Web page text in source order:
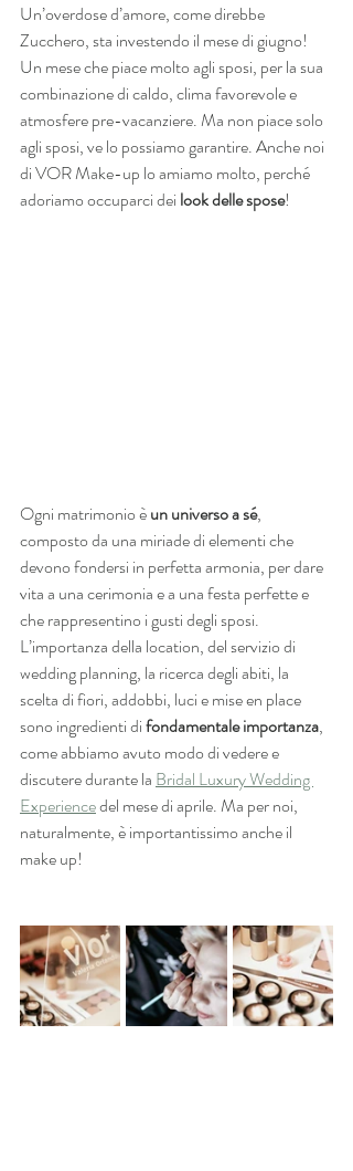
Un’overdose d’amore, come direbbe
Zucchero, sta investendo il mese di giugno!
Un mese che piace molto agli sposi, per la sua
combinazione di caldo, clima favorevole e
atmosfere pre-vacanziere. Ma non piace solo
agli sposi, ve lo possiamo garantire. Anche noi
di VOR Make-up lo amiamo molto, perché
adoriamo occuparci dei look delle spose!
Ogni matrimonio è un universo a sé,
composto da una miriade di elementi che
devono fondersi in perfetta armonia, per dare
vita a una cerimonia e a una festa perfette e
che rappresentino i gusti degli sposi.
L’importanza della location, del servizio di
wedding planning, la ricerca degli abiti, la
scelta di fiori, addobbi, luci e mise en place
sono ingredienti di fondamentale importanza,
come abbiamo avuto modo di vedere e
discutere durante la Bridal Luxury Wedding
Experience del mese di aprile. Ma per noi,
naturalmente, è importantissimo anche il
make up!